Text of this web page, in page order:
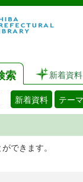
索 新着資料
新着資料 テー
できます。